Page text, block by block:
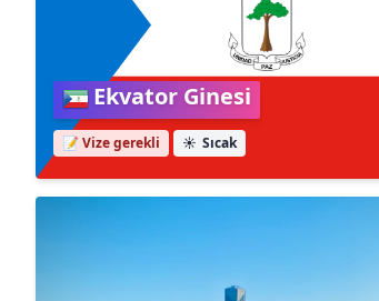
Ekvator Ginesi
📝 Vize gerekli ☀️ Sıcak